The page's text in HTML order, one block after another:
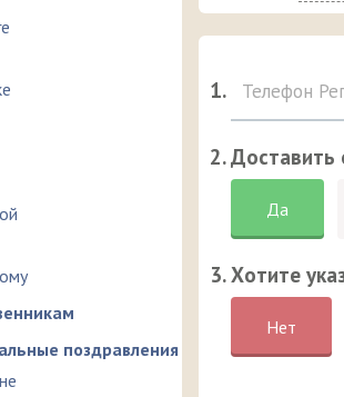
поздравления
1.
2. Доставить
Да
3. Хотите
Нет